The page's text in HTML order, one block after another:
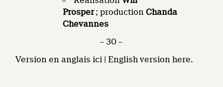
Prosper; productionChanda
Chevannes
– 30 –
Version en anglais ici | English version here.